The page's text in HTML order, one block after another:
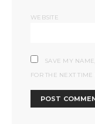
WEBSITE
SAVE MY
FOR THE NEXT TIME